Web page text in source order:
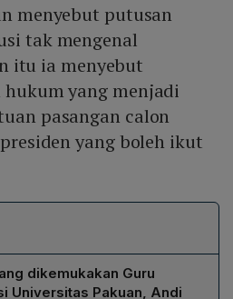
menyebut putusan
tak mengenal
itu ia menyebut
yang menjadi
pasangan calon
yang boleh ikut
dikemukakan Guru
Universitas Pakuan, Andi